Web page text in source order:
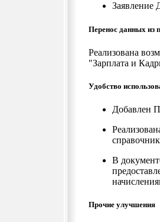
Заявление
Перенос данных
Реализована
"Зарплата и
Удобство
Добавлен
В
Прочие улучшения